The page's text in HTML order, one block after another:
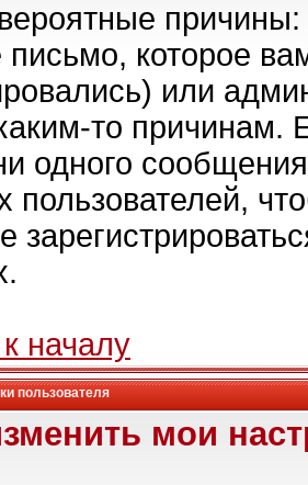
письмо, которое
или
то причинам.
одного
пользователей,
началу
пользователя
мои